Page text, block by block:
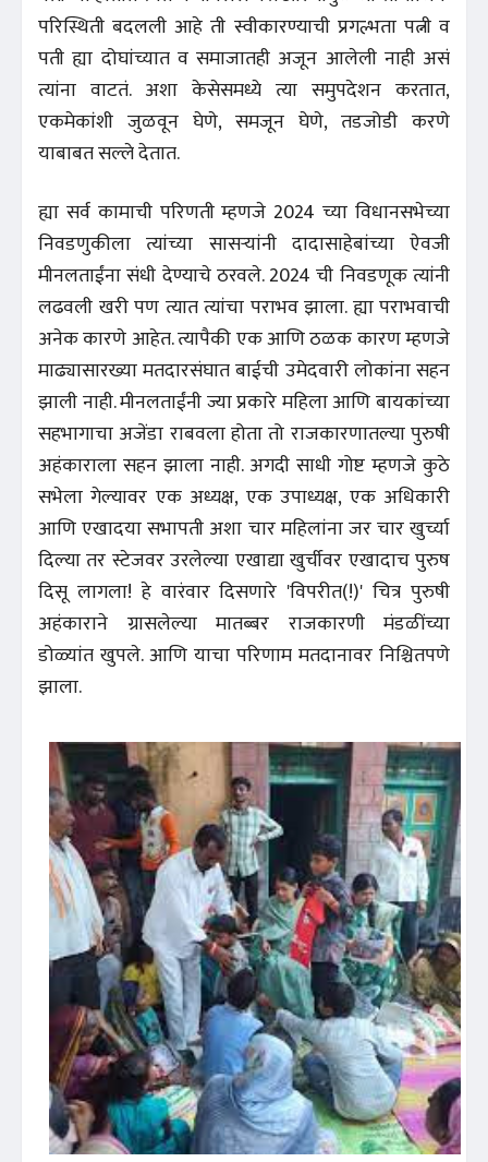
परिस्थिती बदलली आहे ती स्वीकारण्याची प्रगल्भता पत्नी व
पती ह्या दोघांच्यात व समाजातही अजून आलेली नाही असं
त्यांना वाटतं. अशा केसेसमध्ये त्या समुपदेशन करतात,
एकमेकांशी जुळवून घेणे, समजून घेणे, तडजोडी करणे
याबाबत सल्ले देतात.
ह्या सर्व कामाची परिणती म्हणजे 2024 च्या विधानसभेच्या
निवडणुकीला त्यांच्या सासऱ्यांनी दादासाहेबांच्या ऐवजी
मीनलताईंना संधी देण्याचे ठरवले. 2024 ची निवडणूक त्यांनी
लढवली खरी पण त्यात त्यांचा पराभव झाला. ह्या पराभवाची
अनेक कारणे आहेत. त्यापैकी एक आणि ठळक कारण म्हणजे
माढ्यासारख्या मतदारसंघात बाईची उमेदवारी लोकांना सहन
झाली नाही. मीनलताईंनी ज्या प्रकारे महिला आणि बायकांच्या
सहभागाचा अजेंडा राबवला होता तो राजकारणातल्या पुरुषी
अहंकाराला सहन झाला नाही. अगदी साधी गोष्ट म्हणजे कुठे
सभेला गेल्यावर एक अध्यक्ष, एक उपाध्यक्ष, एक अधिकारी
आणि एखादया सभापती अशा चार महिलांना जर चार खुर्च्या
दिल्या तर स्टेजवर उरलेल्या एखाद्या खुर्चीवर एखादाच पुरुष
दिसू लागला! हे वारंवार दिसणारे 'विपरीत(!)' चित्र पुरुषी
अहंकाराने ग्रासलेल्या मातब्बर राजकारणी मंडळींच्या
डोळ्यांत खुपले. आणि याचा परिणाम मतदानावर निश्चितपणे
झाला.